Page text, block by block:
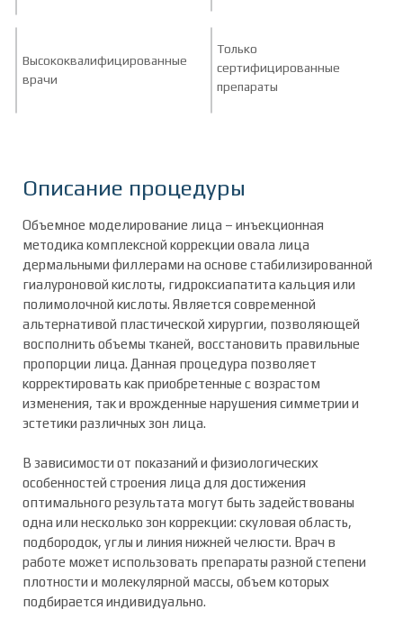
Только
сертифицированные
препараты
Высококвалифицированные
врачи
Описание процедуры
Объемное моделирование лица – инъекционная
методика комплексной коррекции овала лица
дермальными филлерами на основе стабилизированной
гиалуроновой кислоты, гидроксиапатита кальция или
полимолочной кислоты. Является современной
альтернативой пластической хирургии, позволяющей
восполнить объемы тканей, восстановить правильные
пропорции лица. Данная процедура позволяет
корректировать как приобретенные с возрастом
изменения, так и врожденные нарушения симметрии и
эстетики различных зон лица.
В зависимости от показаний и физиологических
особенностей строения лица для достижения
оптимального результата могут быть задействованы
одна или несколько зон коррекции: скуловая область,
подбородок, углы и линия нижней челюсти. Врач в
работе может использовать препараты разной степени
плотности и молекулярной массы, объем которых
подбирается индивидуально.